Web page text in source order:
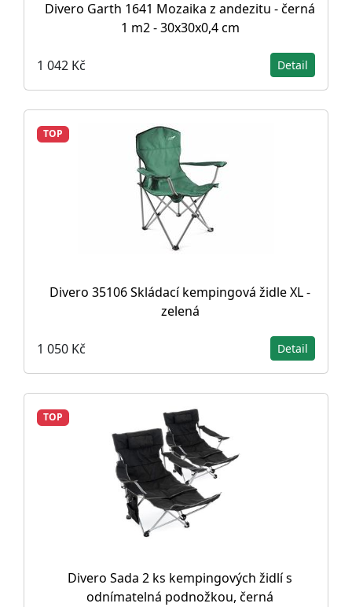
Divero Garth 1641 Mozaika z andezitu - černá
1 m2 - 30x30x0,4 cm
1 042 Kč Detail
TOP
Divero 35106 Skládací kempingová židle XL -
zelená
1 050 Kč Detail
TOP
Divero Sada 2 ks kempingových židlí s
odnímatelná podnožkou, černá